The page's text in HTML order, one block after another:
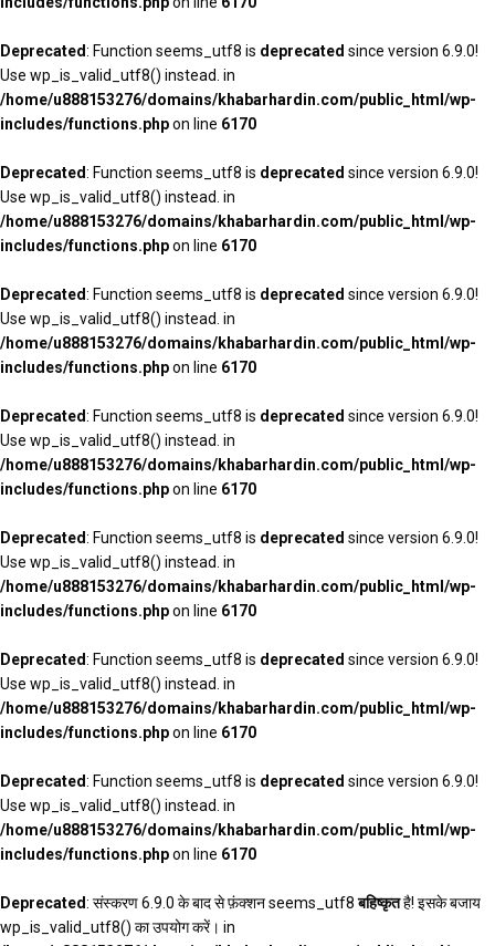
Deprecated: Function seems_utf8 is deprecated since version 6.9.0!
Use wp_is_valid_utf8() instead. in
/home/u888153276/domains/khabarhardin.com/public_html/wp-
includes/functions.phpon line 6170
Deprecated: Function seems_utf8 is deprecated since version 6.9.0!
Use wp_is_valid_utf8() instead. in
/home/u888153276/domains/khabarhardin.com/public_html/wp-
includes/functions.phpon line 6170
Deprecated: Function seems_utf8 is deprecated since version 6.9.0!
Use wp_is_valid_utf8() instead. in
/home/u888153276/domains/khabarhardin.com/public_html/wp-
includes/functions.phpon line 6170
Deprecated: Function seems_utf8 is deprecated since version 6.9.0!
Use wp_is_valid_utf8() instead. in
/home/u888153276/domains/khabarhardin.com/public_html/wp-
includes/functions.phpon line 6170
Deprecated: Function seems_utf8 is deprecated since version 6.9.0!
Use wp_is_valid_utf8() instead. in
/home/u888153276/domains/khabarhardin.com/public_html/wp-
includes/functions.phpon line 6170
Deprecated: Function seems_utf8 is deprecated since version 6.9.0!
Use wp_is_valid_utf8() instead. in
/home/u888153276/domains/khabarhardin.com/public_html/wp-
includes/functions.phpon line 6170
Deprecated: Function seems_utf8 is deprecated since version 6.9.0!
Use wp_is_valid_utf8() instead. in
/home/u888153276/domains/khabarhardin.com/public_html/wp-
includes/functions.phpon line 6170
Deprecated: संस्करण 6.9.0 के बाद से फ़ंक्शन seems_utf8बहिष्कृतहै! इसके बजाय
wp_is_valid_utf8() का उपयोग करें। in